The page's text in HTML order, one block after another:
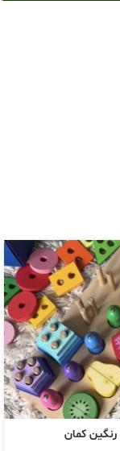
رنگین کمان